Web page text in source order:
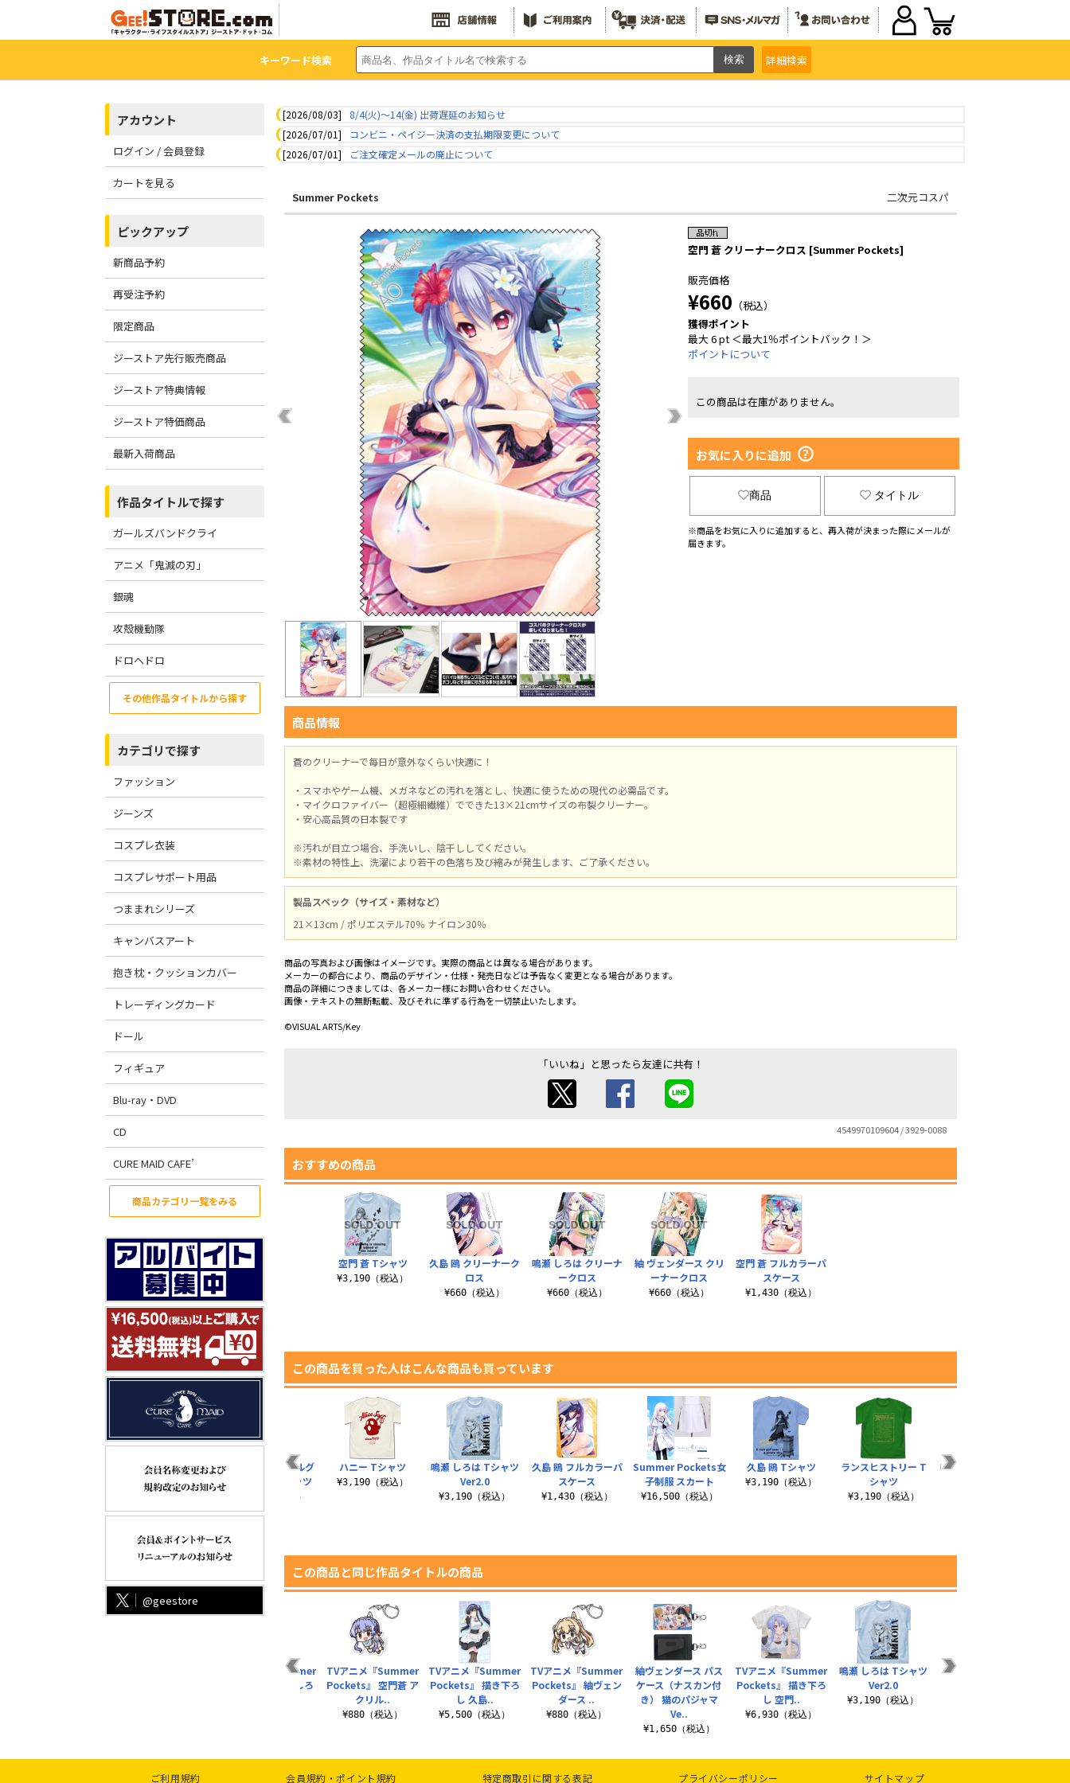
キーワード検索 詳細検索
アカウント
ログイン / 会員登録
カートを見る
ピックアップ
新商品予約
再受注予約
限定商品
ジーストア先行販売商品
ジーストア特典情報
ジーストア特価商品
最新入荷商品
作品タイトルで探す
ガールズバンドクライ
アニメ「鬼滅の刃」
銀魂
攻殻機動隊
ドロヘドロ
その他作品タイトルから探す
カテゴリで探す
ファッション
ジーンズ
コスプレ衣装
コスプレサポート用品
つままれシリーズ
キャンバスアート
抱き枕・クッションカバー
トレーディングカード
ドール
フィギュア
Blu-ray・DVD
CD
CURE MAID CAFE’
商品カテゴリ一覧をみる
@geestore
[2026/08/03]
8/4(火)～14(金) 出荷遅延のお知らせ
[2026/07/01]
コンビニ・ペイジー決済の支払期限変更について
[2026/07/01]
ご注文確定メールの廃止について
Summer Pockets 二次元コスパ
空門 蒼 クリーナークロス [Summer Pockets]
販売価格
¥660 （税込）
獲得ポイント
最大 6 pt ＜最大1％ポイントバック！＞
ポイントについて
この商品は在庫がありません。
お気に入りに追加
商品 タイトル
※商品をお気に入りに追加すると、再入荷が決まった際にメールが
届きます。
商品情報
蒼のクリーナーで毎日が意外なくらい快適に！
・スマホやゲーム機、メガネなどの汚れを落とし、快適に使うための現代の必需品です。
・マイクロファイバー（超極細繊維）でできた13×21cmサイズの布製クリーナー。
・安心高品質の日本製です
※汚れが目立つ場合、手洗いし、陰干ししてください。
※素材の特性上、洗濯により若干の色落ち及び縮みが発生します、ご了承ください。
製品スペック（サイズ・素材など）
21×13cm / ポリエステル70％ ナイロン30％
商品の写真および画像はイメージです。実際の商品とは異なる場合があります。
メーカーの都合により、商品のデザイン・仕様・発売日などは予告なく変更となる場合があります。
商品の詳細につきましては、各メーカー様にお問い合わせください。
画像・テキストの無断転載、及びそれに準ずる行為を一切禁止いたします。
©VISUAL ARTS/Key
「いいね」と思ったら友達に共有！
4549970109604 / 3929-0088
おすすめの商品
鳴瀬 しろは クリーナ
ークロス
¥660（税込）
紬 ヴェンダース クリ
ーナークロス
¥660（税込）
空門 蒼 フルカラーパ
スケース
¥1,430（税込）
空門 蒼 Tシャツ
¥3,190（税込）
久島 鴎 クリーナーク
ロス
¥660（税込）
この商品を買った人はこんな商品も買っています
久島 鴎 フルカラーパ
スケース
¥1,430（税込）
Summer Pockets女
子制服 スカート
¥16,500（税込）
久島 鴎 Tシャツ
¥3,190（税込）
ランスヒストリー T
シャツ
¥3,190（税込）
鳴瀬 しろは フルカラ
ネルフ リールキーホ
ルダー
ドーナドーナ フルグ
ラフィックTシャツ
¥6,600（税込）
ハニー Tシャツ
¥3,190（税込）
鳴瀬 しろは Tシャツ
Ver2.0
¥3,190（税込）
この商品と同じ作品タイトルの商品
TVアニメ『Summer
Pockets』 紬ヴェン
ダース ..
¥880（税込）
紬ヴェンダース パス
ケース（ナスカン付
き） 猫のパジャマ
Ve..
¥1,650（税込）
TVアニメ『Summer
Pockets』 描き下ろ
し 空門..
¥6,930（税込）
鳴瀬 しろは Tシャツ
Ver2.0
¥3,190（税込）
鳴瀬しろは 両面プリ
TVアニメ『Summer
Pockets』鳴瀬しろ
TVアニメ『Summer
Pockets』 空門蒼 ア
クリル..
¥880（税込）
TVアニメ『Summer
Pockets』 描き下ろ
し 久島..
¥5,500（税込）
ご利用規約 会員規約・ポイント規約 特定商取引に関する表記 プライバシーポリシー サイトマップ